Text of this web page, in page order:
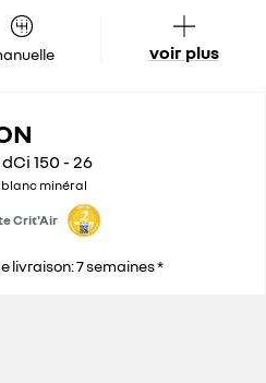
voir plus
150 - 26
blanc minéral
Crit'Air
livraison: 7 semaines *